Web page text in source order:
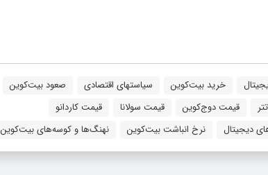
خرید بیت‌کوین سیاستهای اقتصادی
صعود بیت‌کوین
قیمت دوج‌کوین قیمت سولانا
قیمت کاردانو
دیجیتال نرخ انباشت بیت‌کوین نهنگ‌ها و کوسه‌های بیت‌کوین